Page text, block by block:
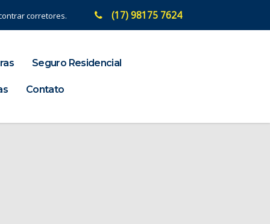
corretores. (17) 98175 7624
Seguro Residencial
Contato